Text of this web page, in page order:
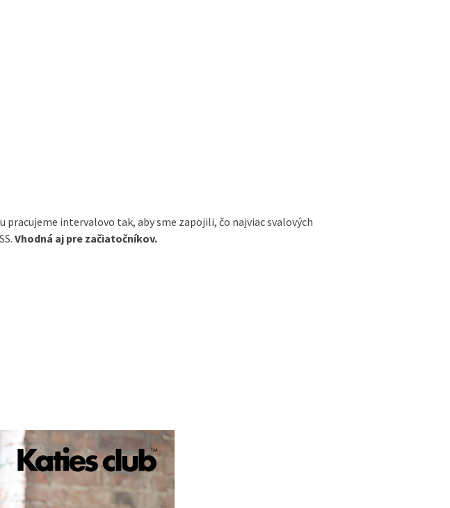
pracujeme intervalovo tak, aby sme zapojili, čo najviac svalových
Vhodná aj pre začiatočníkov.